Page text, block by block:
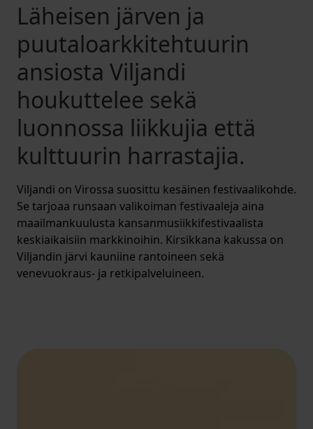
Läheisen järven ja
puutaloarkkitehtuurin
ansiosta Viljandi
houkuttelee sekä
luonnossa liikkujia että
kulttuurin harrastajia.
Viljandi on Virossa suosittu kesäinen festivaalikohde.
Se tarjoaa runsaan valikoiman festivaaleja aina
maailmankuulusta kansanmusiikkifestivaalista
keskiaikaisiin markkinoihin. Kirsikkana kakussa on
Viljandin järvi kauniine rantoineen sekä
venevuokraus- ja retkipalveluineen.